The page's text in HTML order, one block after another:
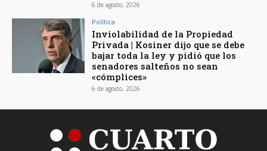
6 de agosto, 2026
Política
Inviolabilidad de la Propiedad
Privada | Kosiner dijo que se debe
bajar toda la ley y pidió que los
senadores salteños no sean
«cómplices»
6 de agosto, 2026